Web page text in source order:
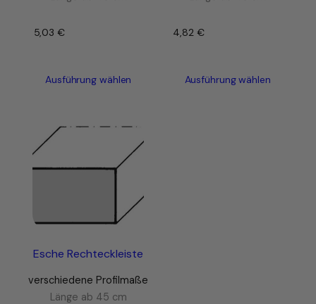
5,03€
Ausführung wählen
4,82 €
Ausführung wählen
Esche Rechteckleiste
verschiedene Profilmaße
Länge ab 45 cm